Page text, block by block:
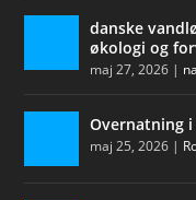
danske
økologi og
maj 27, 2026 |
Overnatning
maj 25, 2026 |